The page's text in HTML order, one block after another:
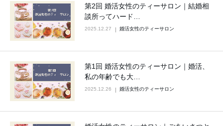
第2回 婚活女性のティーサロン｜結婚相
談所ってハード…
2025.12.27 婚活女性のティーサロン
第1回 婚活女性のティーサロン｜婚活、
私の年齢でも大…
2025.12.26 婚活女性のティーサロン